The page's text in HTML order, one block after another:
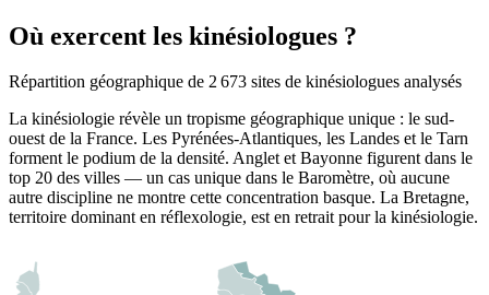
Où exercent les kinésiologues ?
Répartition géographique de 2 673 sites de kinésiologues analysés
La kinésiologie révèle un tropisme géographique unique : le sud-
ouest de la France. Les Pyrénées-Atlantiques, les Landes et le Tarn
forment le podium de la densité. Anglet et Bayonne figurent dans le
top 20 des villes — un cas unique dans le Baromètre, où aucune
autre discipline ne montre cette concentration basque. La Bretagne,
territoire dominant en réflexologie, est en retrait pour la kinésiologie.